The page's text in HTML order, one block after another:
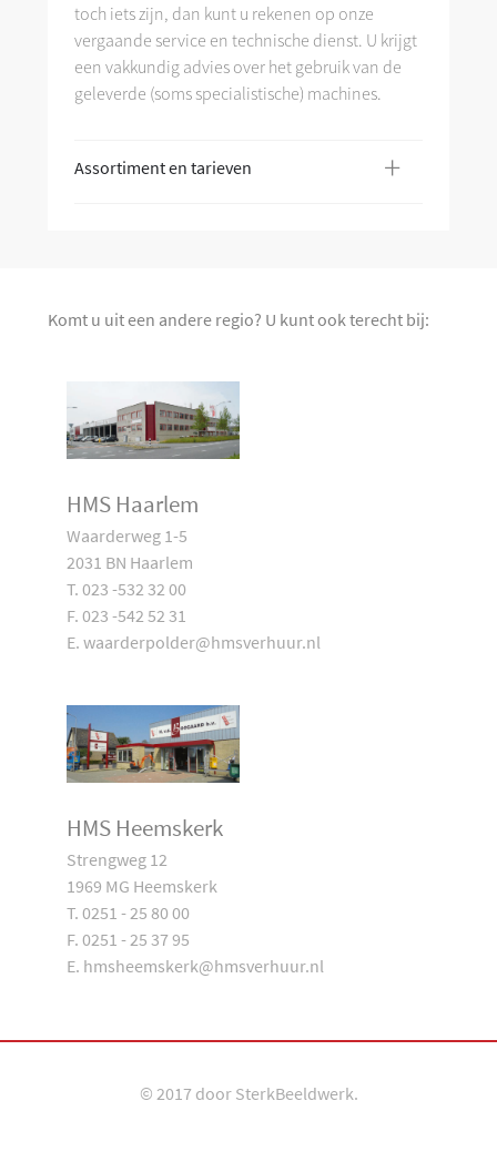
toch iets zijn, dan kunt u rekenen op onze
vergaande service en technische dienst. U krijgt
een vakkundig advies over het gebruik van de
geleverde (soms specialistische) machines.
Assortiment en tarieven +
Komt u uit een andere regio? U kunt ook terecht bij:
HMS Haarlem
Waarderweg 1-5
2031 BN Haarlem
T. 023 -532 32 00
F. 023 -542 52 31
E. waarderpolder@hmsverhuur.nl
HMS Heemskerk
Strengweg 12
1969 MG Heemskerk
T. 0251 - 25 80 00
F. 0251 - 25 37 95
E. hmsheemskerk@hmsverhuur.nl
© 2017 door SterkBeeldwerk.